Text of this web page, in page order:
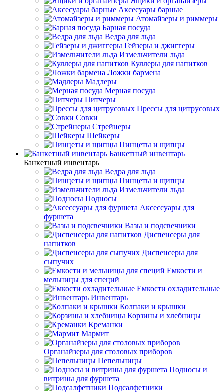
Аксесуары барные
Атомайзеры и риммеры
Барная посуда
Ведра для льда
Гейзеры и джиггеры
Измельчители льда
Куллеры для напитков
Ложки бармена
Мадлеры
Мерная посуда
Питчеры
Прессы для цитрусовых
Совки
Стрейнеры
Шейкеры
Пинцеты и щипцы
Банкетный инвентарь
Банкетный инвентарь
Ведра для льда
Пинцеты и щипцы
Измельчители льда
Подносы
Аксессуары для
фуршета
Вазы и подсвечники
Диспенсеры для
напитков
Диспенсеры для
сыпучих
Емкости и
мельницы для специй
Емкости охладительные
Инвентарь
Колпаки и крышки
Корзины и хлебницы
Креманки
Мармит
Органайзеры для столовых приборов
Пепельницы
Подносы и
витрины для фуршета
Подсалфетники